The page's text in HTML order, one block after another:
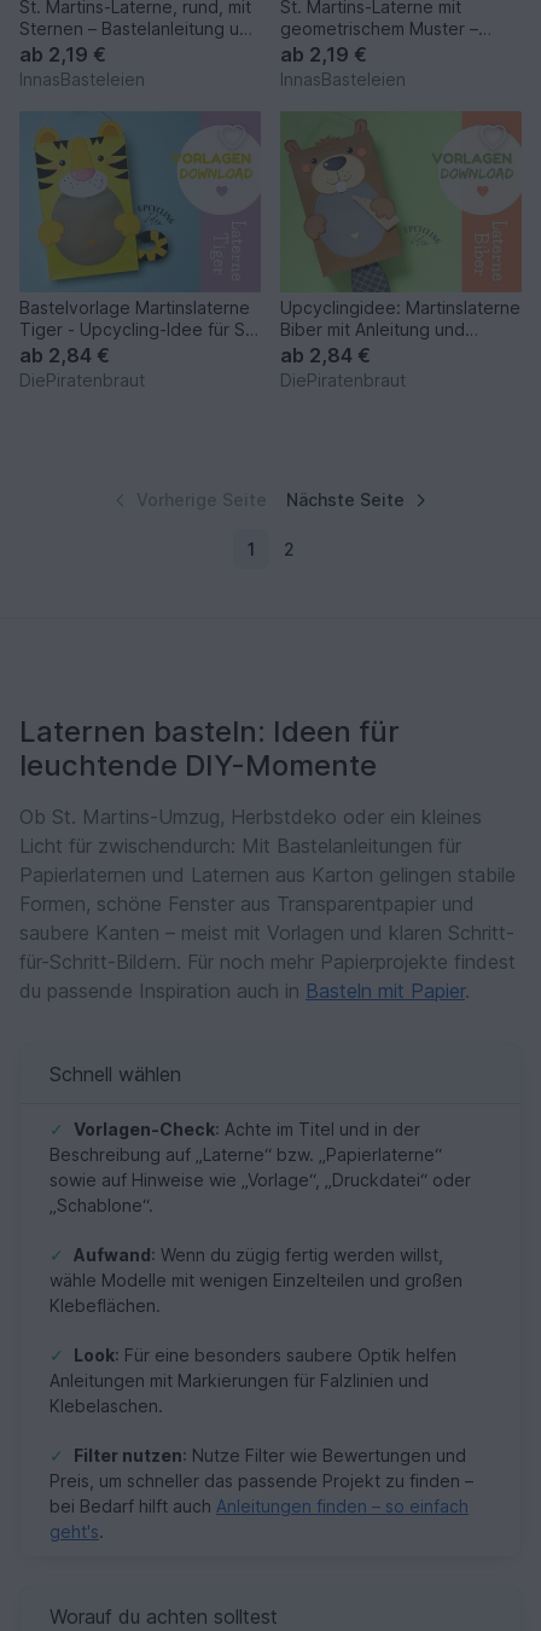
St. Martins-Laterne, rund, mit
Sternen – Bastelanleitung und
Vorlagen
ab 2,19 €
InnasBasteleien
St. Martins-Laterne mit
geometrischem Muster –
Bastelanleitung und Vorlagen
ab 2,19 €
InnasBasteleien
Bastelvorlage Martinslaterne
Tiger - Upcycling-Idee für St.
Martin
ab 2,84 €
DiePiratenbraut
Upcyclingidee: Martinslaterne
Biber mit Anleitung und
Vorlage
ab 2,84 €
DiePiratenbraut
Vorherige Seite Nächste Seite
1 2
Laternen basteln: Ideen für
leuchtende DIY-Momente
Ob St. Martins-Umzug, Herbstdeko oder ein kleines
Licht für zwischendurch: Mit Bastelanleitungen für
Papierlaternen und Laternen aus Karton gelingen stabile
Formen, schöne Fenster aus Transparentpapier und
saubere Kanten – meist mit Vorlagen und klaren Schritt-
für-Schritt-Bildern. Für noch mehr Papierprojekte findest
du passende Inspiration auch in Basteln mit Papier.
Schnell wählen
✓ Vorlagen-Check: Achte im Titel und in der
Beschreibung auf „Laterne“ bzw. „Papierlaterne“
sowie auf Hinweise wie „Vorlage“, „Druckdatei“ oder
„Schablone“.
✓ Aufwand: Wenn du zügig fertig werden willst,
wähle Modelle mit wenigen Einzelteilen und großen
Klebeflächen.
✓ Look: Für eine besonders saubere Optik helfen
Anleitungen mit Markierungen für Falzlinien und
Klebelaschen.
✓ Filter nutzen: Nutze Filter wie Bewertungen und
Preis, um schneller das passende Projekt zu finden –
bei Bedarf hilft auch Anleitungen finden – so einfach
geht's.
Worauf du achten solltest